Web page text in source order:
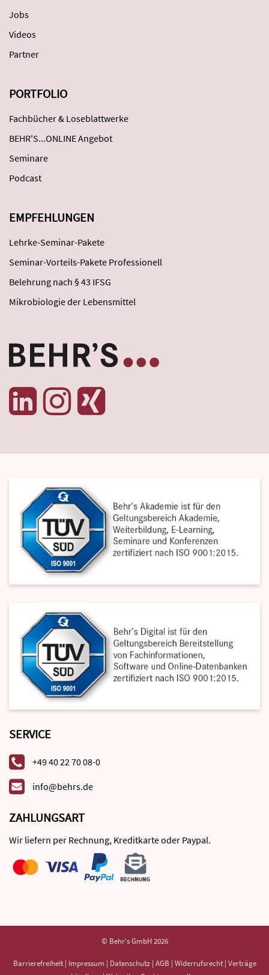
Jobs
Videos
Partner
PORTFOLIO
Fachbücher & Loseblattwerke
BEHR'S...ONLINE Angebot
Seminare
Podcast
EMPFEHLUNGEN
Lehrke-Seminar-Pakete
Seminar-Vorteils-Pakete Professionell
Belehrung nach § 43 IFSG
Mikrobiologie der Lebensmittel
SERVICE
+49 40 22 70 08-0
info@behrs.de
ZAHLUNGSART
Wir liefern per Rechnung, Kreditkarte oder Paypal.
© Behr's GmbH 2026
Barrierefreiheit | Impressum | Datenschutz | AGB | Widerrufsrecht | Verträge